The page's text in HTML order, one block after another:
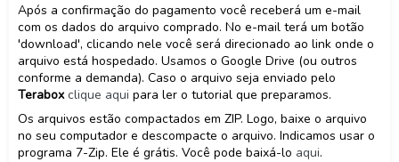
Após a confirmação do pagamento você receberá um e-mail
com os dados do arquivo comprado. No e-mail terá um botão
'download', clicando nele você será direcionado ao link onde o
arquivo está hospedado. Usamos o Google Drive (ou outros
conforme a demanda). Caso o arquivo seja enviado pelo
Terabox clique aqui para ler o tutorial que preparamos.
Os arquivos estão compactados em ZIP. Logo, baixe o arquivo
no seu computador e descompacte o arquivo. Indicamos usar o
programa 7-Zip. Ele é grátis. Você pode baixá-lo aqui.